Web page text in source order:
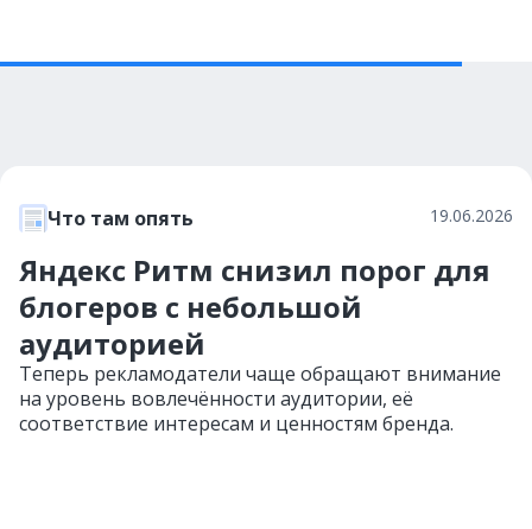
Что там опять 19.06.2026
Яндекс Ритм снизил порог для
блогеров с небольшой
аудиторией
Теперь рекламодатели чаще обращают внимание
на уровень вовлечённости аудитории, её
соответствие интересам и ценностям бренда.